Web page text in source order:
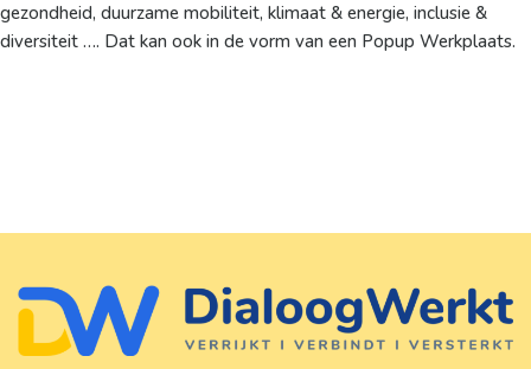
gezondheid, duurzame mobiliteit, klimaat & energie, inclusie &
diversiteit …. Dat kan ook in de vorm van een Popup Werkplaats.